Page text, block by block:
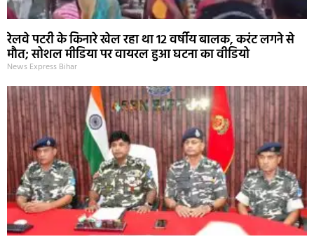
रेलवे पटरी के किनारे खेल रहा था 12 वर्षीय बालक, करंट लगने से
मौत; सोशल मीडिया पर वायरल हुआ घटना का वीडियो
News Express Bihar